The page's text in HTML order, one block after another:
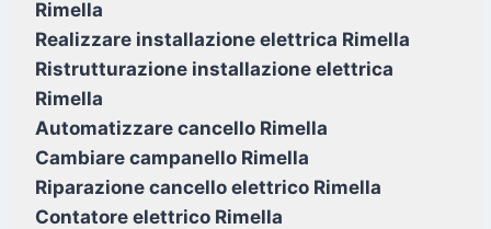
Rimella
Realizzare installazione elettrica Rimella
Ristrutturazione installazione elettrica
Rimella
Automatizzare cancello Rimella
Cambiare campanello Rimella
Riparazione cancello elettrico Rimella
Contatore elettrico Rimella